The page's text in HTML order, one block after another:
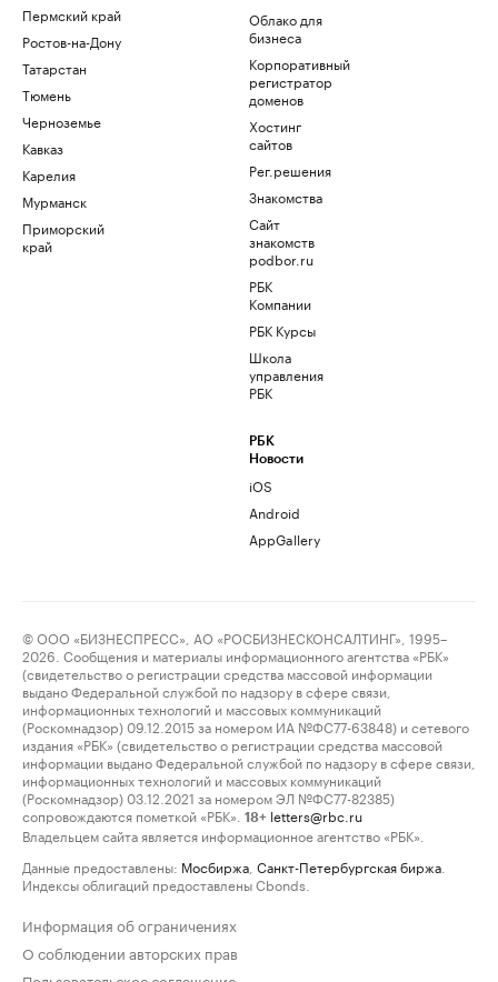
Пермский край
Ростов-на-Дону
Татарстан
Тюмень
Черноземье
Кавказ
Карелия
Мурманск
Приморский
край
Облако для
бизнеса
Корпоративный
регистратор
доменов
Хостинг
сайтов
Рег.решения
Знакомства
Сайт
знакомств
podbor.ru
РБК
Компании
РБК Курсы
Школа
управления
РБК
РБК
Новости
iOS
Android
AppGallery
© ООО «БИЗНЕСПРЕСС», АО «РОСБИЗНЕСКОНСАЛТИНГ», 1995–
2026. Сообщения и материалы информационного агентства «РБК»
(свидетельство о регистрации средства массовой информации
выдано Федеральной службой по надзору в сфере связи,
информационных технологий и массовых коммуникаций
(Роскомнадзор) 09.12.2015 за номером ИА №ФС77-63848) и сетевого
издания «РБК» (свидетельство о регистрации средства массовой
информации выдано Федеральной службой по надзору в сфере связи,
информационных технологий и массовых коммуникаций
(Роскомнадзор) 03.12.2021 за номером ЭЛ №ФС77-82385)
сопровождаются пометкой «РБК».
18+ letters@rbc.ru
Владельцем сайта является информационное агентство «РБК».
Данные предоставлены: Мосбиржа Санкт-Петербургская биржа
Индексы облигаций предоставлены Cbonds.
Информация об ограничениях
О соблюдении авторских прав